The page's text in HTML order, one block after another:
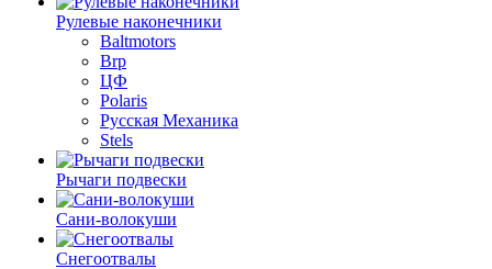
Рулевые наконечники
Baltmotors
Brp
ЦФ
Polaris
Русская Механика
Stels
Рычаги подвески
Сани-волокуши
Снегоотвалы